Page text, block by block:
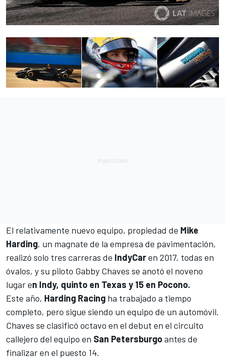
El relativamente nuevo equipo, propiedad de Mike
Harding, un magnate de la empresa de pavimentación,
realizó solo tres carreras de IndyCaren 2017, todas en
óvalos, y su piloto Gabby Chaves se anotó el noveno
lugar en Indy, quinto en Texas y 15 en Pocono.
Este año, Harding Racing ha trabajado a tiempo
completo, pero sigue siendo un equipo de un automóvil.
Chaves se clasificó octavo en el debut en el circuito
callejero del equipo en San Petersburgoantes de
finalizar en el puesto 14.